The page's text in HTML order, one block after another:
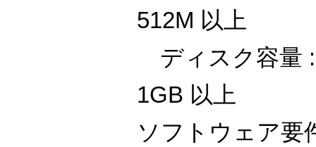
512M 以上
ディスク容量
1GB 以上
ソフトウェア要